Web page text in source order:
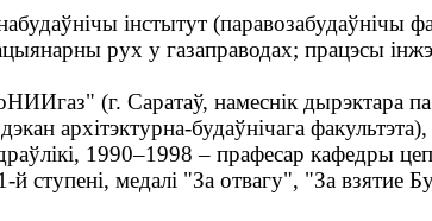
інстытут (паравозабудаўнічы
рух у газаправодах; працэсы
(г. Саратаў, намеснік дырэктара
архітэктурна-будаўнічага
1990–1998 – прафесар кафедры
медалі "За отвагу", "За взятие